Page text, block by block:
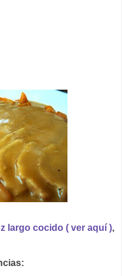
largo cocido ( ver aquí ),